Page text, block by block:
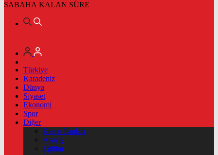
SABAHA KALAN SÜRE
Türkiye
Karadeniz
Dünya
Siyaset
Ekonomi
Spor
Diğer
Kamu İlanları
Asayiş
Eğitim